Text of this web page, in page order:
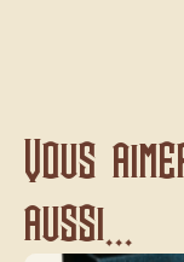
Vous
aussi...